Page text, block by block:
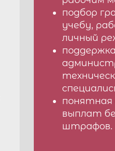
подбор
учебу,
личный
поддержка
выплат
штрафов.